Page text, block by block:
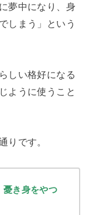
夢中になり、身
しまう」という
しい格好になる
ように使うこと
りです。
憂き身をやつ